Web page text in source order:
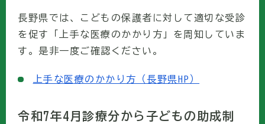
長野県では、こどもの保護者に対して適切な受診
を促す「上手な医療のかかり方」を周知していま
す。是非一度ご確認ください。
上手な医療のかかり方（長野県HP）
令和7年4月診療分から子どもの助成制